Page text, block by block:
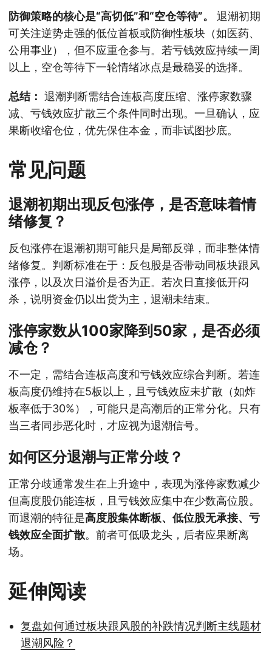
防御策略的核心是“高切低”和“空仓等待”。
退潮初期
可关注逆势走强的低位首板或防御性板块（如医药、
公用事业），但不应重仓参与。若亏钱效应持续一周
以上，空仓等待下一轮情绪冰点是最稳妥的选择。
总结： 退潮判断需结合连板高度压缩、涨停家数骤
减、亏钱效应扩散三个条件同时出现。一旦确认，应
果断收缩仓位，优先保住本金，而非试图抄底。
常见问题
退潮初期出现反包涨停，是否意味着情
绪修复？
反包涨停在退潮初期可能只是局部反弹，而非整体情
绪修复。判断标准在于：反包股是否带动同板块跟风
涨停，以及次日溢价是否为正。若次日直接低开闷
杀，说明资金仍以出货为主，退潮未结束。
涨停家数从100家降到50家，是否必须
减仓？
不一定，需结合连板高度和亏钱效应综合判断。若连
板高度仍维持在5板以上，且亏钱效应未扩散（如炸
板率低于30%），可能只是高潮后的正常分化。只有
当三者同步恶化时，才应视为退潮信号。
如何区分退潮与正常分歧？
正常分歧通常发生在上升途中，表现为涨停家数减少
但高度股仍能连板，且亏钱效应集中在少数高位股。
而退潮的特征是高度股集体断板、低位股无承接、亏
钱效应全面扩散。前者可低吸龙头，后者应果断离
场。
延伸阅读
复盘如何通过板块跟风股的补跌情况判断主线题材
退潮风险？